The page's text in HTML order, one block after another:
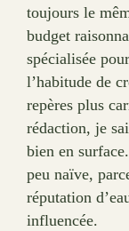
toujours le
budget
spécialisée
l’habitude de
repères plus
rédaction, je
bien en
peu naïve,
réputation
influencée.